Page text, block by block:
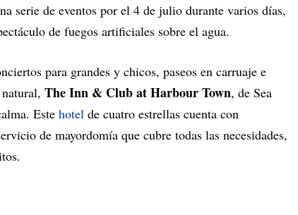
serie de eventos por el 4 de julio durante varios días,
de fuegos artificiales sobre el agua.
para grandes y chicos, paseos en carruaje e
The Inn & Club at Harbour Town, de Sea
Este hotel de cuatro estrellas cuenta con
de mayordomía que cubre todas las necesidades,